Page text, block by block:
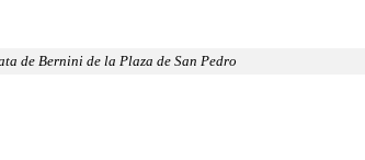
de Bernini de la Plaza de San Pedro